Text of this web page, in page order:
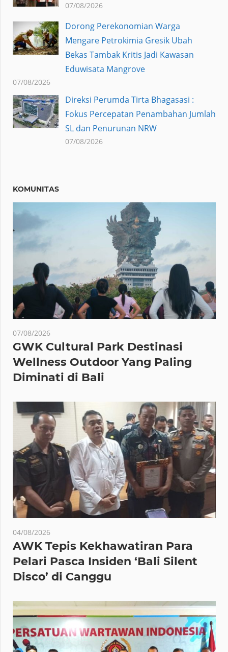
07/08/2026
Dorong Perekonomian Warga
Mengare Petrokimia Gresik Ubah
Bekas Tambak Kritis Jadi Kawasan
Eduwisata Mangrove
07/08/2026
Direksi Perumda Tirta Bhagasasi :
Fokus Percepatan Penambahan Jumlah
SL dan Penurunan NRW
07/08/2026
KOMUNITAS
07/08/2026
GWK Cultural Park Destinasi
Wellness Outdoor Yang Paling
Diminati di Bali
04/08/2026
AWK Tepis Kekhawatiran Para
Pelari Pasca Insiden ‘Bali Silent
Disco’ di Canggu